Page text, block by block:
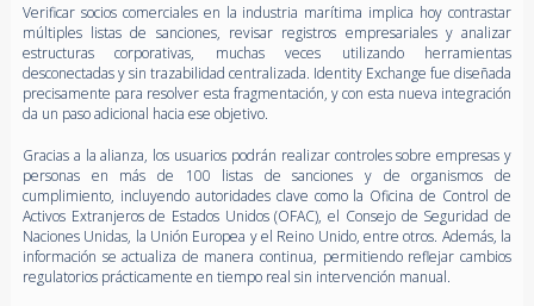
Verificar socios comerciales en la industria marítima implica hoy contrastar
múltiples listas de sanciones, revisar registros empresariales y analizar
estructuras corporativas, muchas veces utilizando herramientas
desconectadas y sin trazabilidad centralizada. Identity Exchange fue diseñada
precisamente para resolver esta fragmentación, y con esta nueva integración
da un paso adicional hacia ese objetivo.
Gracias a la alianza, los usuarios podrán realizar controles sobre empresas y
personas en más de 100 listas de sanciones y de organismos de
cumplimiento, incluyendo autoridades clave como la Oficina de Control de
Activos Extranjeros de Estados Unidos (OFAC), el Consejo de Seguridad de
Naciones Unidas, la Unión Europea y el Reino Unido, entre otros. Además, la
información se actualiza de manera continua, permitiendo reflejar cambios
regulatorios prácticamente en tiempo real sin intervención manual.